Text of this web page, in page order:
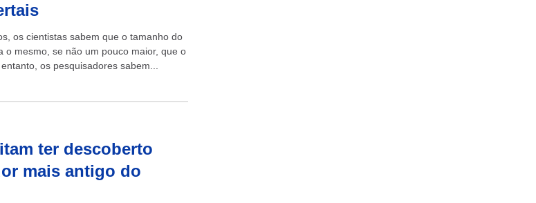
os cientistas sabem que o tamanho do
o mesmo, se não um pouco maior, que o
os pesquisadores sabem...
ter descoberto
mais antigo do